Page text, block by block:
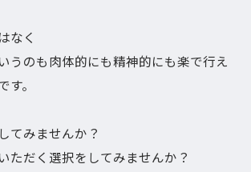
なく
うのも肉体的にも精神的にも楽で行え
。
てみませんか？
ただく選択をしてみませんか？